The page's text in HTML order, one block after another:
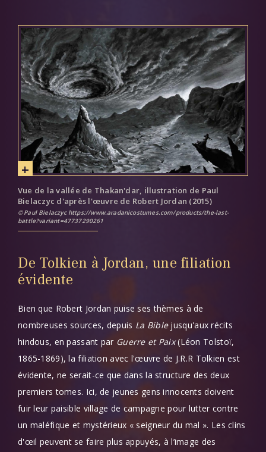
Vue de la vallée de Thakan'dar, illustration de Paul
Bielaczyc d'après l'œuvre de Robert Jordan (2015)
Paul Bielaczyc https://www.aradanicostumes.com/products/the-last-
battle?variant=47737290261
De Tolkien à Jordan, une filiation
évidente
Bien que Robert Jordan puise ses thèmes à de
nombreuses sources, depuis La Biblejusqu'aux récits
hindous, en passant par Guerre et Paix(Léon Tolstoï,
1865-1869), la filiation avec l'œuvre de J.R.R Tolkien est
évidente, ne serait-ce que dans la structure des deux
premiers tomes. Ici, de jeunes gens innocents doivent
fuir leur paisible village de campagne pour lutter contre
un maléfique et mystérieux « seigneur du mal ». Les clins
d'œil peuvent se faire plus appuyés, à l’image des